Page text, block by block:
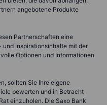
angebotene Produkte
Partnerschaften eine
Inspirationsinhalte mit der
Optionen und Informationen
sollten Sie Ihre eigene
bewerten und in Betracht
einzuholen. Die Saxo Bank